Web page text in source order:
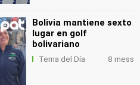
Bolivia mantiene sexto
lugar en golf
bolivariano
Tema del Día 8 mess